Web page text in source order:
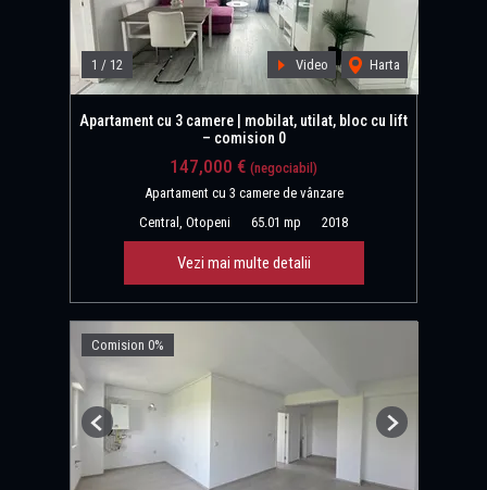
1 / 12 Video Harta
Apartament cu 3 camere | mobilat, utilat, bloc cu lift
– comision 0
147,000 € (negociabil)
Apartament cu 3 camere de vânzare
Central, Otopeni
65.01 mp 2018
Vezi mai multe detalii
Comision 0%
Previous Next